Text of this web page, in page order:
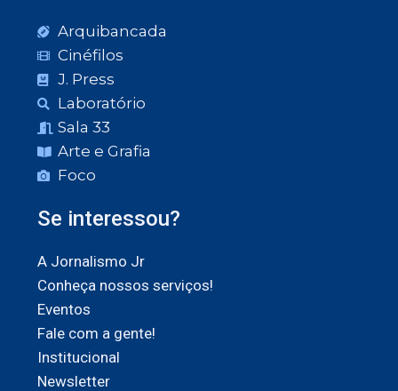
Arquibancada
Cinéfilos
J. Press
Laboratório
Sala 33
Arte e Grafia
Foco
Se interessou?
A Jornalismo Jr
Conheça nossos serviços!
Eventos
Fale com a gente!
Institucional
Newsletter